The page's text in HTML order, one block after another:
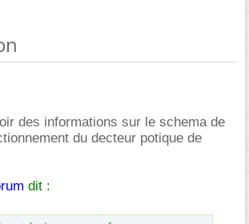
des informations sur le schema de
du decteur potique de
dit :